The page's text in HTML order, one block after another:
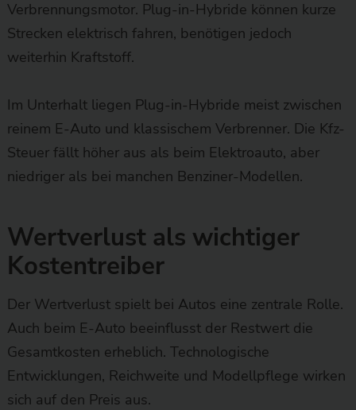
Verbrennungsmotor. Plug-in-Hybride können kurze
Strecken elektrisch fahren, benötigen jedoch
weiterhin Kraftstoff.
Im Unterhalt liegen Plug-in-Hybride meist zwischen
reinem E-Auto und klassischem Verbrenner. Die Kfz-
Steuer fällt höher aus als beim Elektroauto, aber
niedriger als bei manchen Benziner-Modellen.
Wertverlust als wichtiger
Kostentreiber
Der Wertverlust spielt bei Autos eine zentrale Rolle.
Auch beim E-Auto beeinflusst der Restwert die
Gesamtkosten erheblich. Technologische
Entwicklungen, Reichweite und Modellpflege wirken
sich auf den Preis aus.